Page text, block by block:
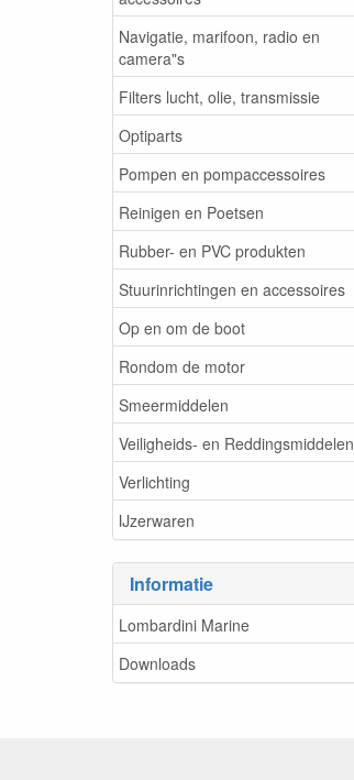
Navigatie, marifoon, radio en
camera"s
Filters lucht, olie, transmissie
Optiparts
Pompen en pompaccessoires
Reinigen en Poetsen
Rubber- en PVC produkten
Stuurinrichtingen en accessoires
Op en om de boot
Rondom de motor
Smeermiddelen
Veiligheids- en Reddingsmiddelen
Verlichting
IJzerwaren
Informatie
Lombardini Marine
Downloads